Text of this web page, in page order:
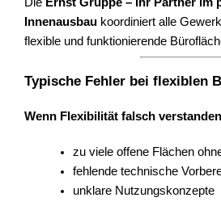
Innenausbau koordiniert alle
flexible und funktionierende
Typische Fehler bei flexiblen
Wenn Flexibilität falsch
zu viele offene Flächen
fehlende technische
unklare Nutzungskonzepte